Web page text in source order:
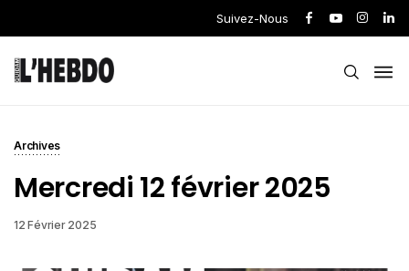
Suivez-Nous
Archives
Mercredi 12 février 2025
12 Février 2025